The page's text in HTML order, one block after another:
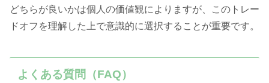
どちらが良いかは個人の価値観によりますが、このトレー
ドオフを理解した上で意識的に選択することが重要です。
よくある質問（FAQ）